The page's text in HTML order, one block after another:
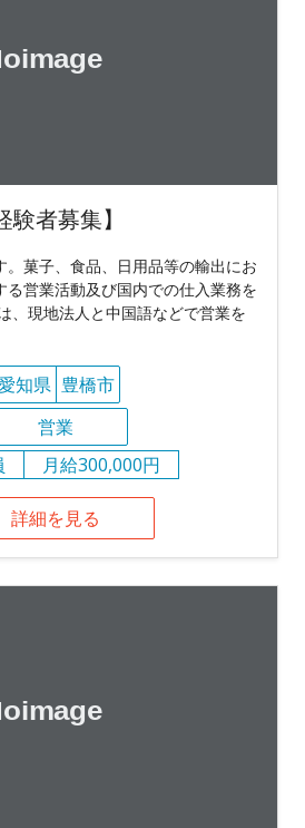
者募集】
。菓子、食品、日用品等の輸出にお
る営業活動及び国内での仕入業務を
、現地法人と中国語などで営業を
知県 豊橋市
営業
月給300,000円
詳細を見る